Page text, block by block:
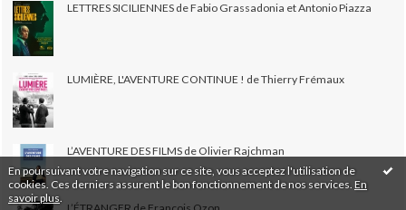
En poursuivant votre navigation sur ce site, vous acceptez l'utilisation de
cookies. Ces derniers assurent le bon fonctionnement de nos services. En
savoir plus
LETTRES SICILIENNES de Fabio Grassadonia et Antonio Piazza
LUMIÈRE, L'AVENTURE CONTINUE ! de Thierry Frémaux
L’AVENTURE DES FILMS de Olivier Rajchman